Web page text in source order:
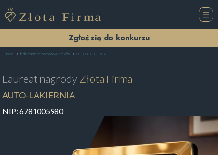
Zgłoś się do konkursu
Home Blacharstwo samochodowe Kraków AUTO-LAKIERNIA
Laureat nagrodyZłota Firma
AUTO-LAKIERNIA
NIP: 6781005980